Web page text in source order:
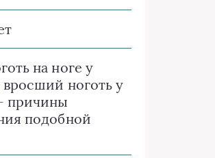
на ноге у
вросший ноготь у
причины
подобной